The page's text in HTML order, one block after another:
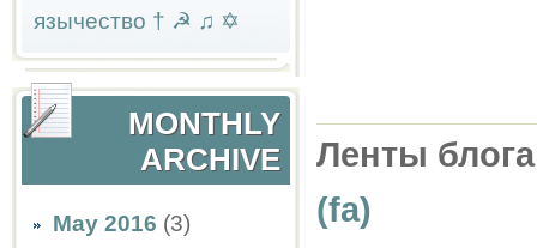
язычество † ☭ ♫ ✡
MONTHLY
ARCHIVE
May 2016 (3)
Ленты
(fa)